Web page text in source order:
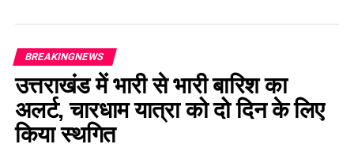
BREAKINGNEWS
उत्तराखंड में भारी से भारी बारिश का
अलर्ट, चारधाम यात्रा को दो दिन के लिए
किया स्थगित